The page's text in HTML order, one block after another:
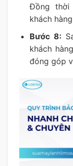
Đồng thời
khách
Bước 8:
khách
đóng góp